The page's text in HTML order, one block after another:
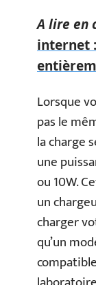
A lire en
internet
Lorsque
pas le
la charge
une
ou 10W.
un
charger
qu’un